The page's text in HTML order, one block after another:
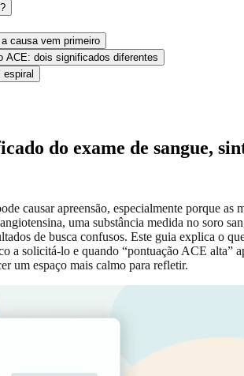
causa vem primeiro
ACE: dois significados diferentes
do exame de sangue,
causar apreensão, especialmente porque
uma substância medida no soro
de busca confusos. Este guia explica o
a solicitá-lo e quando “pontuação ACE alta”
um espaço mais calmo para refletir.